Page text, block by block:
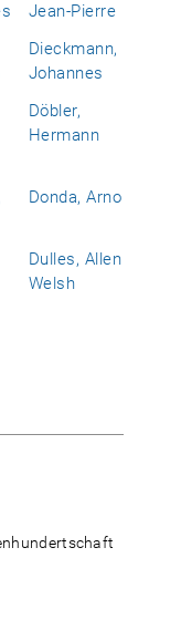
Jean-Pierre
Dieckmann,
Johannes
Döbler,
Hermann
Donda, Arno
Dulles, Allen
Welsh